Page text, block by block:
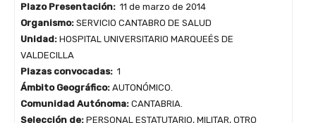
Plazo Presentación: 11 de marzo de 2014
Organismo: SERVICIO CANTABRO DE SALUD
Unidad: HOSPITAL UNIVERSITARIO MARQUEÉS DE
VALDECILLA
Plazas convocadas: 1
Ámbito Geográfico: AUTONÓMICO.
Comunidad Autónoma: CANTABRIA.
Selección de: PERSONAL ESTATUTARIO, MILITAR, OTRO